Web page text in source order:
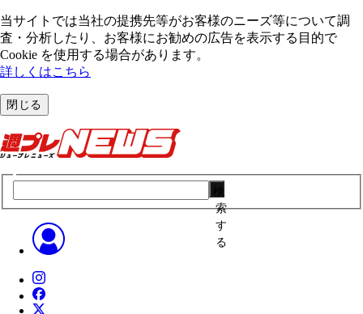
当サイトでは当社の提携先等がお客様のニーズ等について調
査・分析したり、お客様にお勧めの広告を表⽰する⽬的で
Cookie を使⽤する場合があります。
詳しくはこちら
閉じる
索
す
る